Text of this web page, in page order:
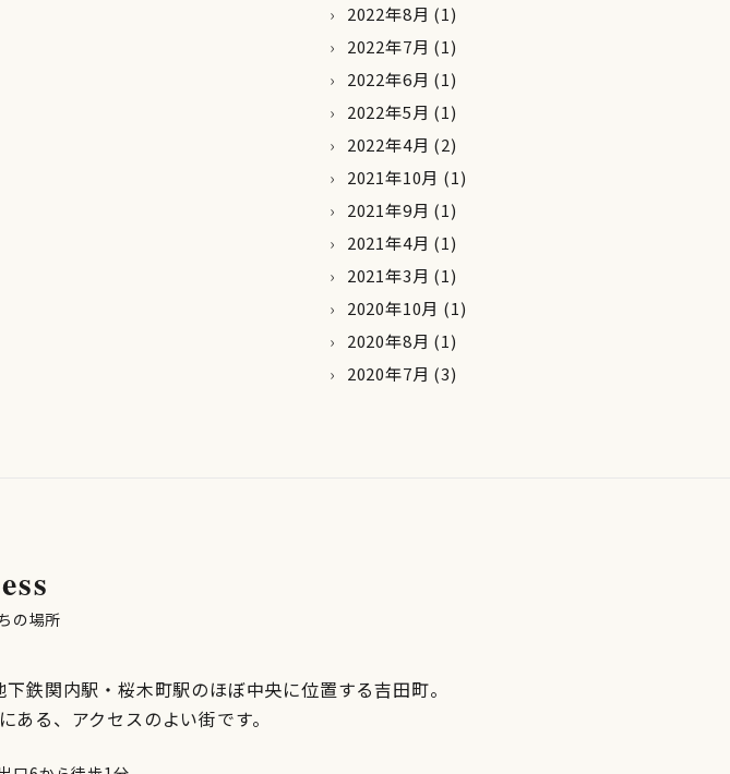
2022年8月 (1)
2022年7月 (1)
2022年6月 (1)
2022年5月 (1)
2022年4月 (2)
2021年10月 (1)
2021年9月 (1)
2021年4月 (1)
2021年3月 (1)
2020年10月 (1)
2020年8月 (1)
2020年7月 (3)
の場所
鉄関内駅・桜木町駅のほぼ中央に位置する吉田町。
る、アクセスのよい街です。